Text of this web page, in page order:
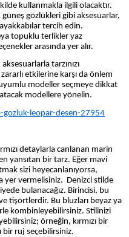
kullanmakla ilgili olacaktır.
gözlükleri gibi aksesuarlar,
ayakkabılar tercih edin.
topuklu terlikler yaz
arasında yer alır.
tarzınızı
etkilerine karşı da önlem
modeller seçmeye dikkat
modellere yönelin.
leopar-desen-27954
detaylarla canlanan marin
yansıtan bir tarz. Eğer mavi
sizi heyecanlanıyorsa,
yer vermelisiniz. Denizci stilde
bulanacağız. Birincisi, bu
tişörtlerdir. Bu bluzları beyaz ya
kombinleyebilirsiniz. Stilinizi
örneğin, kırmızı bir
bir ruj seçebilirsiniz.